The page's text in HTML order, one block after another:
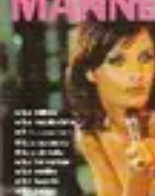
Passion du Padel
Culture et PratiqueInspiration
personnel
Développement Personnel
Passion du Padel